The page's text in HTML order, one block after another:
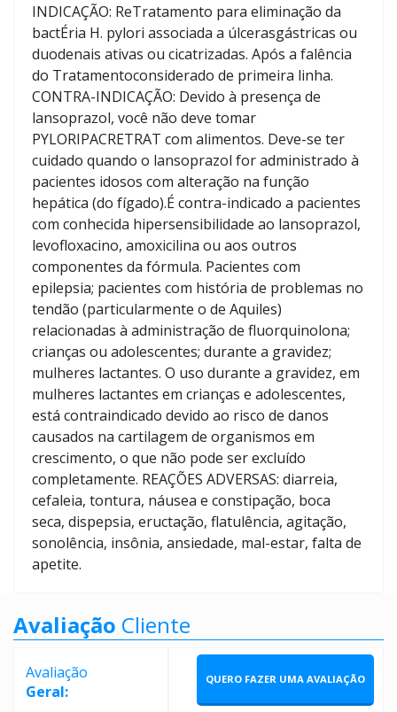
INDICAÇÃO: ReTratamento para eliminação da
bactÉria H. pylori associada a úlcerasgástricas ou
duodenais ativas ou cicatrizadas. Após a falência
do Tratamentoconsiderado de primeira linha.
CONTRA-INDICAÇÃO: Devido à presença de
lansoprazol, você não deve tomar
PYLORIPACRETRAT com alimentos. Deve-se ter
cuidado quando o lansoprazol for administrado à
pacientes idosos com alteração na função
hepática (do fígado).É contra-indicado a pacientes
com conhecida hipersensibilidade ao lansoprazol,
levofloxacino, amoxicilina ou aos outros
componentes da fórmula. Pacientes com
epilepsia; pacientes com história de problemas no
tendão (particularmente o de Aquiles)
relacionadas à administração de fluorquinolona;
crianças ou adolescentes; durante a gravidez;
mulheres lactantes. O uso durante a gravidez, em
mulheres lactantes em crianças e adolescentes,
está contraindicado devido ao risco de danos
causados na cartilagem de organismos em
crescimento, o que não pode ser excluído
completamente. REAÇÕES ADVERSAS: diarreia,
cefaleia, tontura, náusea e constipação, boca
seca, dispepsia, eructação, flatulência, agitação,
sonolência, insônia, ansiedade, mal-estar, falta de
apetite.
Avaliação Cliente
Avaliação
Geral:
QUERO FAZER UMA AVALIAÇÃO